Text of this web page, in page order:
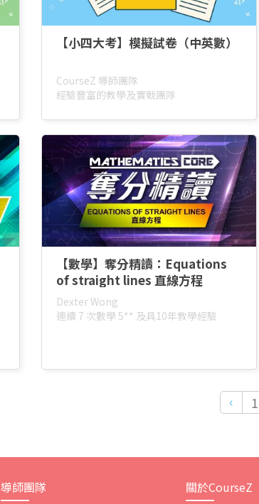
【小四大考】模擬試卷（中英數）
CourseZ 導師團隊
經驗豐富的教學及實戰團隊
【數學】奪分精讀：Equations
of straight lines 直線方程
Dexter Wong
連續 7 次數學 5** 及具10年教學經驗
‹ 1
導師團隊 關於CourseZ